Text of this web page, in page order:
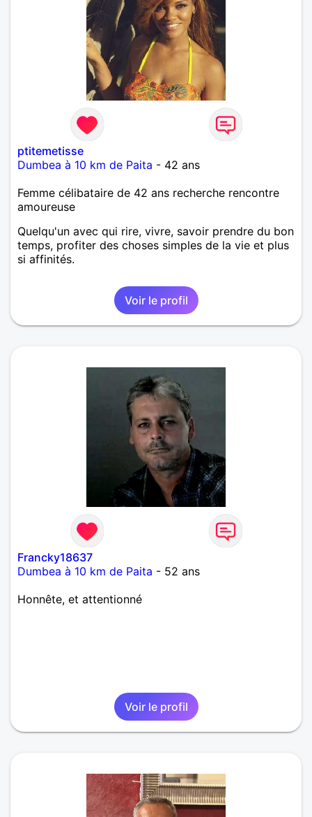
ptitemetisse
Dumbea à 10 km de Paita - 42 ans
Femme célibataire de 42 ans recherche rencontre
amoureuse
Quelqu'un avec qui rire, vivre, savoir prendre du bon
temps, profiter des choses simples de la vie et plus
si affinités.
Voir le profil
Francky18637
Dumbea à 10 km de Paita - 52 ans
Honnête, et attentionné
Voir le profil